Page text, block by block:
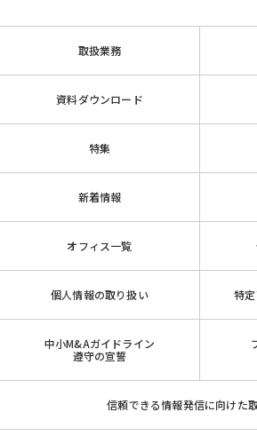
取扱業務
資料ダウンロード
特集
新着情報
オフィス一覧
個人情報の取り扱い 特
中小M&Aガイドライン
遵守の宣誓
信頼できる情報発信に向けた